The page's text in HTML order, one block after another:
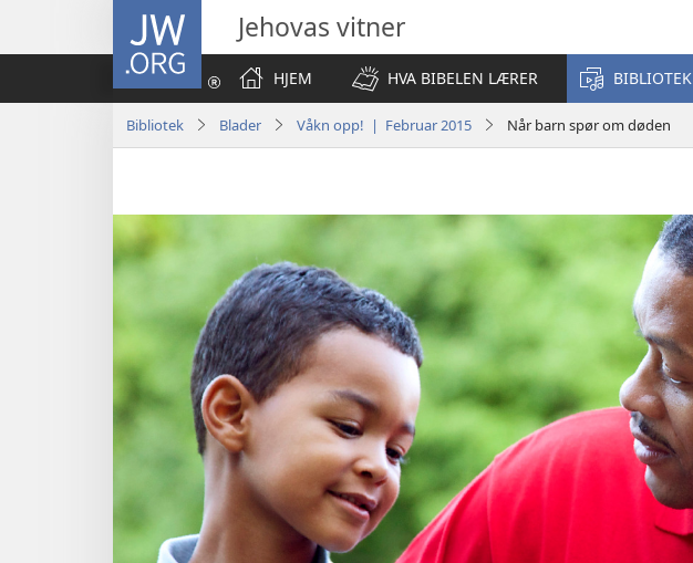
JW.ORG Jehovas vitner
HJEM
HVA BIBELEN LÆRER BIBLIOTEK
Bibliotek Blader Våkn opp! | Februar 2015 Når barn spør om døden